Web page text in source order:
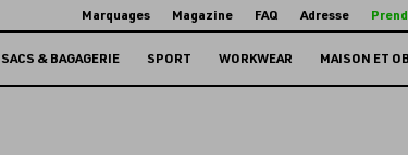
Marquages Magazine FAQ Adresse
SACS & BAGAGERIE SPORT WORKWEAR MAISON ET